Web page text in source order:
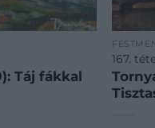
Táj fákkal
167.